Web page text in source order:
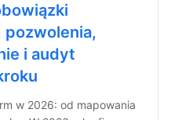
i audyt
w 2026: od mapowania